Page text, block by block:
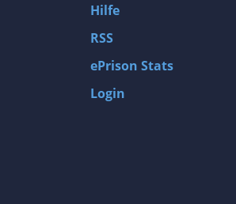
Hilfe
RSS
ePrison Stats
Login